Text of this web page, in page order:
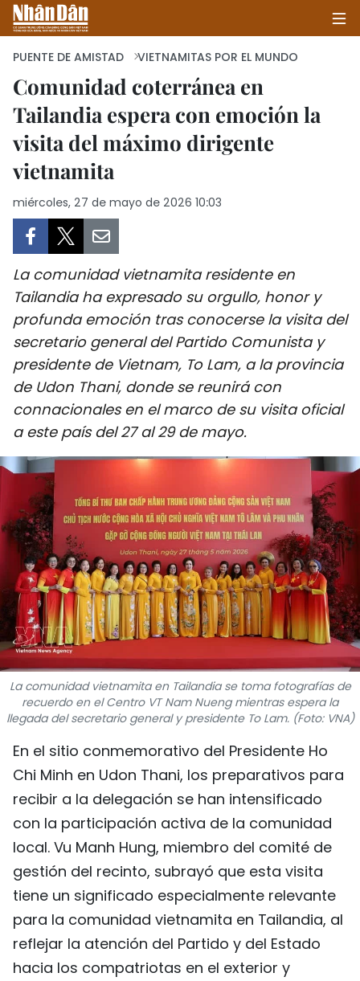
INICIO
POLÍTICA
SALUD - MEDIO AMBIENTE
CULTURA - ENTRETENIMIENTO
INTERNACIONAL
DEPORTES
VIAJES
PUENTE DE AMISTAD
HISTORIAS MULTIMEDIA
FOTOGRAFÍA
¿QUIÉNES SOMOS?
TIẾNG VIỆT
ENGLISH
中文
РУССКИЙ
PUENTE DE AMISTAD VIETNAMITAS POR EL MUNDO
Comunidad coterránea en
Tailandia espera con emoción la
visita del máximo dirigente
vietnamita
miércoles, 27 de mayo de 2026 10:03
La comunidad vietnamita residente en
Tailandia ha expresado su orgullo, honor y
profunda emoción tras conocerse la visita del
secretario general del Partido Comunista y
presidente de Vietnam, To Lam, a la provincia
de Udon Thani, donde se reunirá con
connacionales en el marco de su visita oficial
a este país del 27 al 29 de mayo.
La comunidad vietnamita en Tailandia se toma fotografías de
recuerdo en el Centro VT Nam Nueng mientras espera la
llegada del secretario general y presidente To Lam. (Foto: VNA)
En el sitio conmemorativo del Presidente Ho
Chi Minh en Udon Thani, los preparativos para
recibir a la delegación se han intensificado
con la participación activa de la comunidad
local. Vu Manh Hung, miembro del comité de
gestión del recinto, subrayó que esta visita
tiene un significado especialmente relevante
para la comunidad vietnamita en Tailandia, al
reflejar la atención del Partido y del Estado
hacia los compatriotas en el exterior y